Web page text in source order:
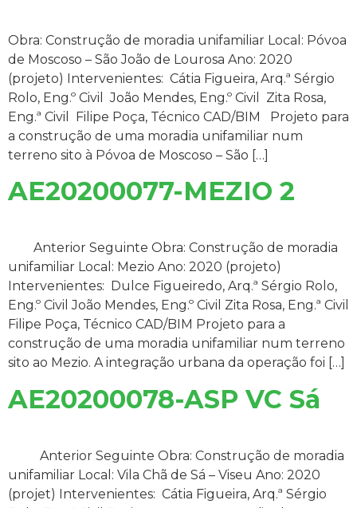
Obra: Construção de moradia unifamiliar Local: Póvoa
de Moscoso – São João de Lourosa Ano: 2020
(projeto) Intervenientes: Cátia Figueira, Arq.ª Sérgio
Rolo, Eng.º Civil João Mendes, Eng.º Civil Zita Rosa,
Eng.ª Civil Filipe Poça, Técnico CAD/BIM Projeto para
a construção de uma moradia unifamiliar num
terreno sito à Póvoa de Moscoso – São […]
AE20200077-MEZIO 2
Anterior Seguinte Obra: Construção de moradia
unifamiliar Local: Mezio Ano: 2020 (projeto)
Intervenientes: Dulce Figueiredo, Arq.ª Sérgio Rolo,
Eng.º Civil João Mendes, Eng.º Civil Zita Rosa, Eng.ª Civil
Filipe Poça, Técnico CAD/BIM Projeto para a
construção de uma moradia unifamiliar num terreno
sito ao Mezio. A integração urbana da operação foi […]
AE20200078-ASP VC Sá
Anterior Seguinte Obra: Construção de moradia
unifamiliar Local: Vila Chã de Sá – Viseu Ano: 2020
(projet) Intervenientes: Cátia Figueira, Arq.ª Sérgio